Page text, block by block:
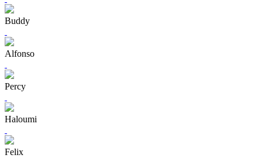
Buddy
Alfonso
Percy
Haloumi
Felix